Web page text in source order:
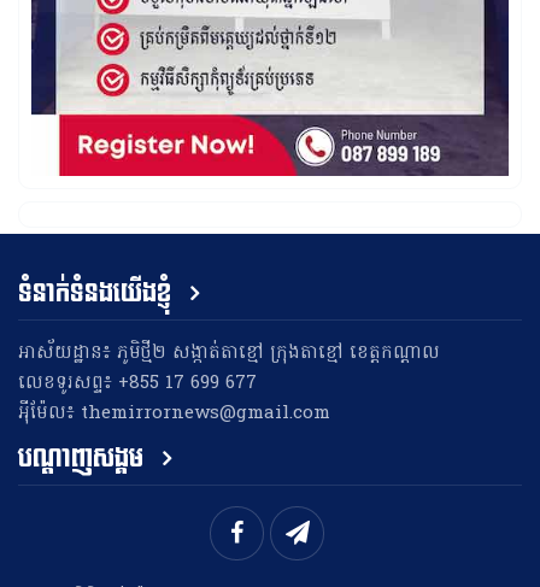
ទំនាក់ទំនងយើងខ្ញុំ
អាស័យដ្ឋាន៖ ភូមិថ្មី២ សង្កាត់តាខ្មៅ ក្រុងតាខ្មៅ ខេត្តកណ្តាល
លេខទូរសព្ទ៖ +855 17 699 677
អុីម៉ែល៖ themirrornews@gmail.com
បណ្តាញសង្គម